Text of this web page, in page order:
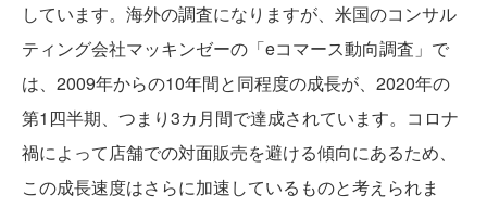
しています。海外の調査になりますが、米国のコンサル
ティング会社マッキンゼーの「eコマース動向調査」で
は、2009年からの10年間と同程度の成長が、2020年の
第1四半期、つまり3カ月間で達成されています。コロナ
禍によって店舗での対面販売を避ける傾向にあるため、
この成長速度はさらに加速しているものと考えられま